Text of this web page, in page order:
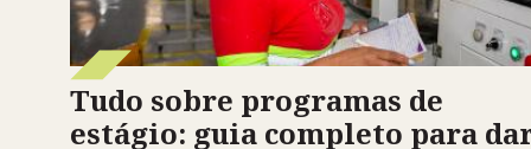
Tudo sobre programas de
estágio: guia completo para